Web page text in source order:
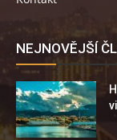
NEJNOVĚJŠÍ